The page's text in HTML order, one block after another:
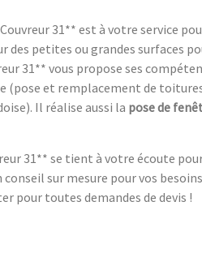
31** est à votre service
des petites ou grandes surfaces
31** vous propose ses
(pose et remplacement de
Il réalise aussi la pose de
31** se tient à votre écoute
sur mesure pour vos
pour toutes demandes de devis !